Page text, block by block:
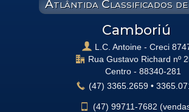
Atlântida Classificados de
Camboriú
L.C. Antoine - Creci
Rua Gustavo Richard nº
Centro - 88340-281
(47) 3365.2659 •
(47) 99711-7682